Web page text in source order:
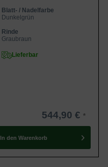
Blatt- / Nadelfarbe
Dunkelgrün
Rinde
Graubraun
Lieferbar
544,90 €
In den Warenkorb